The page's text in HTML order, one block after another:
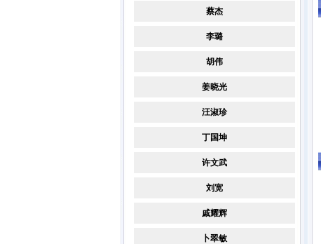
蔡杰
李璐
胡伟
姜晓光
汪淑珍
丁国坤
许文武
刘宽
戚耀辉
卜翠敏